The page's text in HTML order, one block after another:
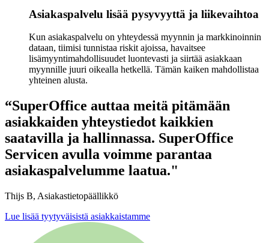
Asiakaspalvelu lisää pysyvyyttä ja liikevaihtoa
Kun asiakaspalvelu on yhteydessä myynnin ja markkinoinnin
dataan, tiimisi tunnistaa riskit ajoissa, havaitsee
lisämyyntimahdollisuudet luontevasti ja siirtää asiakkaan
myynnille juuri oikealla hetkellä. Tämän kaiken mahdollistaa
yhteinen alusta.
“SuperOffice auttaa meitä pitämään
asiakkaiden yhteystiedot kaikkien
saatavilla ja hallinnassa. SuperOffice
Servicen avulla voimme parantaa
asiakaspalvelumme laatua."
Thijs B, Asiakastietopäällikkö
Lue lisää tyytyväisistä asiakkaistamme